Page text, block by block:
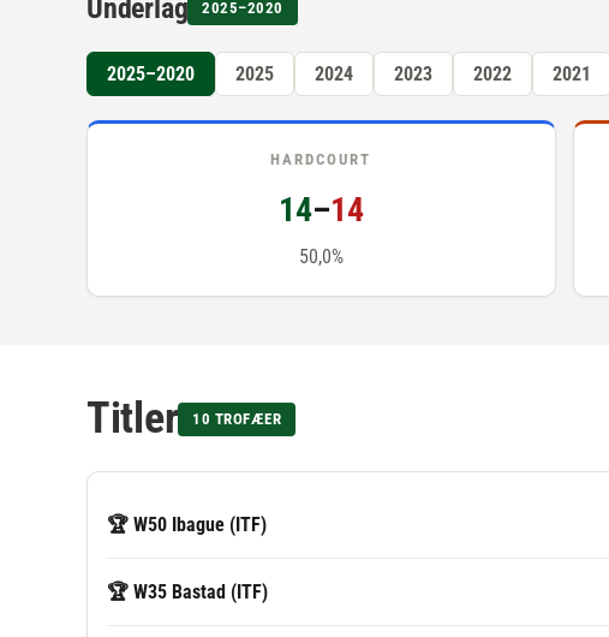
Underlag 2025–2020
2025–2020 2025 2024 2023 2022 2021
HARDCOURT
14–14
50,0%
Titler 10 TROFÆER
🏆 W50 Ibague (ITF)
🏆 W35 Bastad (ITF)